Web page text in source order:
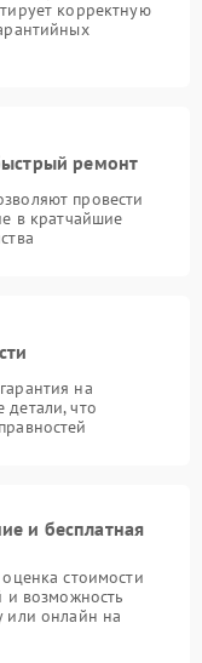
корректную
ремонт
провести
в кратчайшие
на
что
и бесплатная
стоимости
и возможность
или онлайн на